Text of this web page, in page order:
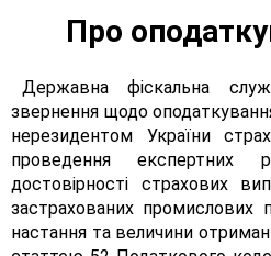
Про
Державна фіскальна
звернення щодо
нерезидентом України
проведення експертних
достовірності страхових
застрахованих промислових
настання та величини